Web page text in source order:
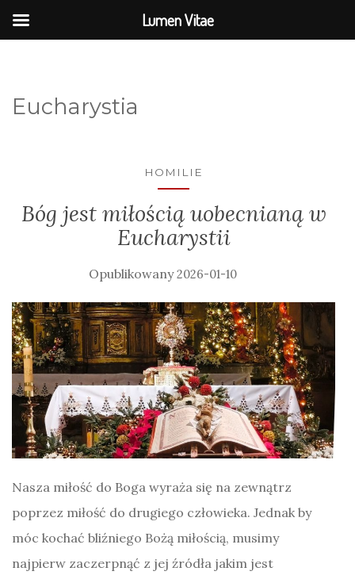
Eucharystia
HOMILIE
Bóg jest miłością uobecnianą w
Eucharystii
2026-01-10
Nasza miłość do Boga wyraża się na zewnątrz
poprzez miłość do drugiego człowieka. Jednak by
móc kochać bliźniego Bożą miłością, musimy
najpierw zaczerpnąć z jej źródła jakim jest
Lumen Vitae